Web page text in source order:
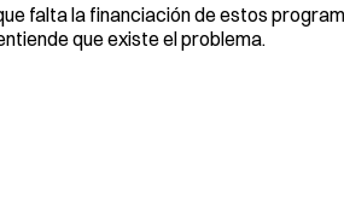
falta la financiación de estos
que existe el problema.